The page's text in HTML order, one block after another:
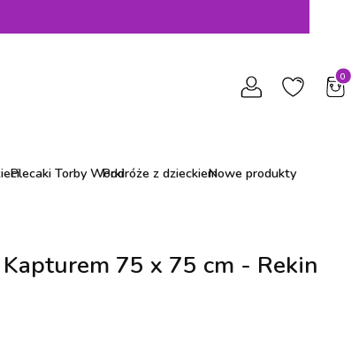
Plecaki Torby WorkiPodróże z dzieckiemNowe produkty
75 x 75 cm - Rekin